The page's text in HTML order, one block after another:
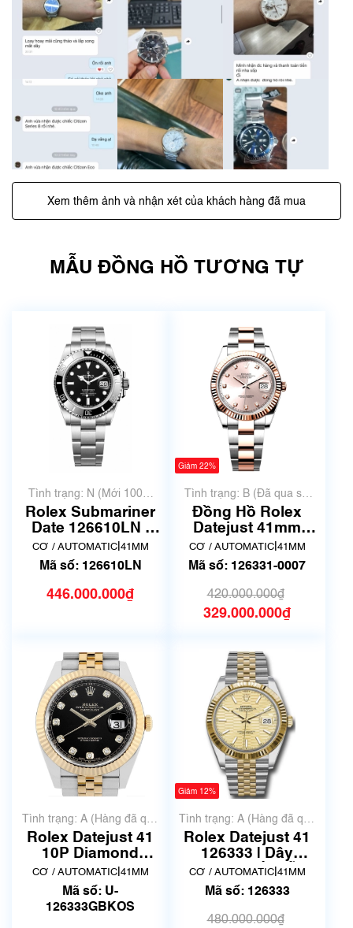
Xem thêm ảnh và nhận xét của khách hàng đã mua
MẪU ĐỒNG HỒ TƯƠNG TỰ
Tình trạng: N (Mới 100%
chưa qua sử dụng)
Rolex Submariner
Date 126610LN |
New Fullbox
CƠ / AUTOMATIC| 41MM
Mã số: 126610LN
446.000.000₫
Giảm 22%
Tình trạng: B (Đã qua sử
dụng, hàng đẹp, có chút
xước dăm)
Đồng Hồ Rolex
Datejust 41mm
126331-0007 | Qua
sử dụng còn đẹp
CƠ / AUTOMATIC| 41MM
Mã số: 126331-0007
420.000.000₫
329.000.000₫
Tình trạng: A (Hàng đã qua
sử dụng nhưng rất đẹp,
không có xước)
Rolex Datejust 41
10P Diamond
126333G Oyster |
Đã qua sử dụng
CƠ / AUTOMATIC| 41MM
Mã số: U-
126333GBKOS
Giảm 12%
Tình trạng: A (Hàng đã qua
sử dụng nhưng rất đẹp,
không có xước)
Rolex Datejust 41
126333 | Dây
Jubilee Số ngẫu
nhiên | Lướt - Hiếm
CƠ / AUTOMATIC| 41MM
Mã số: 126333
480.000.000₫